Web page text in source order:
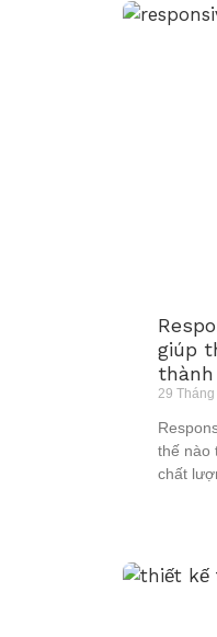
giúp
29
thế nào
chất